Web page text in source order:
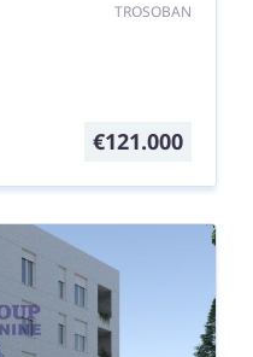
TROSOBAN
€121.000